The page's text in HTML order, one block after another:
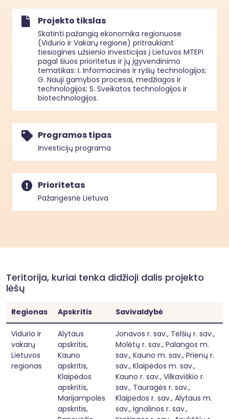
Problema ypač aktuali vidurio ir vakarų Lietuvos
regione, kuriame MTEP veiklų koncentracija ir
tarptautinis investuotojų matomumas yra
mažesni nei sostinės regione. Tai lemia ribotą
aukštos kvalifikacijos darbo vietų kūrimą,
mažesnį produktyvumo augimą ir regioninius
ekonominius netolygumus.
Pagrindinės problemos priežastys:
(1) nepakankamas tiesioginių užsienio
investicijų (TUI) srautas į MTEP veiklas
regionuose;
(2) aukšta MTEP projektų technologinė ir
finansinė rizika;
(3) ribotas regiono žinomumas tarptautinėje
investicijų rinkoje;
(4) investuotojų sprendimų priėmimą
Neįgyvendinus projekto, MTEP investicijų
augimas išliktų lėtas, regiono
konkurencingumas mažėtų, o Lietuvos
matomumą ir mažinant investuotojų riziką. VšĮ
paiešką, projektų struktūravimą, institucijų
koordinavimą ir valstybės pagalbos priemonių
pritaikymą. Tai trumpina investicinius ciklus,
mažina informacinę asimetriją ir didina
investicijų įgyvendinimo tikimybę.
Projektas veiklos skirtos skatinti TUI į MTEP
veiklas, didinti verslo investicijas į inovacijas,
kurti aukštos pridėtinės vertės darbo vietas ir
mažinti regioninius skirtumus. Investicijų
pritraukimas į MTEP sukurs ilgalaikį multiplikacinį
poveikį: technologijų perdavimą, tiekimo
grandinių plėtrą ir žmogiškojo kapitalo
stiprinimą regionuose.
Projekto tikslas
Skatinti pažangią ekonomika regionuose
(Vidurio ir Vakarų regione) pritraukiant
tiesiogines užsienio investicijas į Lietuvos MTEPI
pagal šiuos prioritetus ir jų įgyvendinimo
tematikas: I. Informacinės ir ryšių technologijos;
G. Nauji gamybos procesai, medžiagos ir
technologijos; S. Sveikatos technologijos ir
biotechnologijos.
Programos tipas
Investicijų programa
Prioritetas
Pažangesnė Lietuva
Teritorija, kuriai tenka didžioji dalis projekto
lėšų
Regionas Apskritis Savivaldybė
Vidurio ir
vakarų
Lietuvos
regionas
Alytaus
apskritis,
Kauno
apskritis,
Klaipėdos
apskritis,
Marijampolės
apskritis,
Jonavos r. sav., Telšių r. sav.,
Molėtų r. sav., Palangos m.
sav., Kauno m. sav., Prienų r.
sav., Klaipėdos m. sav.,
Kauno r. sav., Vilkaviškio r.
sav., Tauragės r. sav.,
Klaipėdos r. sav., Alytaus m.
sav., Ignalinos r. sav.,